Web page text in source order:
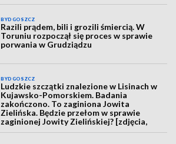
BYDGOSZCZ
Razili prądem, bili i grozili śmiercią. W
Toruniu rozpoczął się proces w sprawie
porwania w Grudziądzu
BYDGOSZCZ
Ludzkie szczątki znalezione w Lisinach w
Kujawsko-Pomorskiem. Badania
zakończono. To zaginiona Jowita
Zielińska. Będzie przełom w sprawie
zaginionej Jowity Zielińskiej? [zdjęcia,
wideo, aktualizacja]